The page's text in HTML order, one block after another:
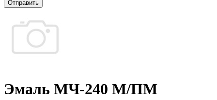
Отправить
Эмаль МЧ-240 М/ПМ